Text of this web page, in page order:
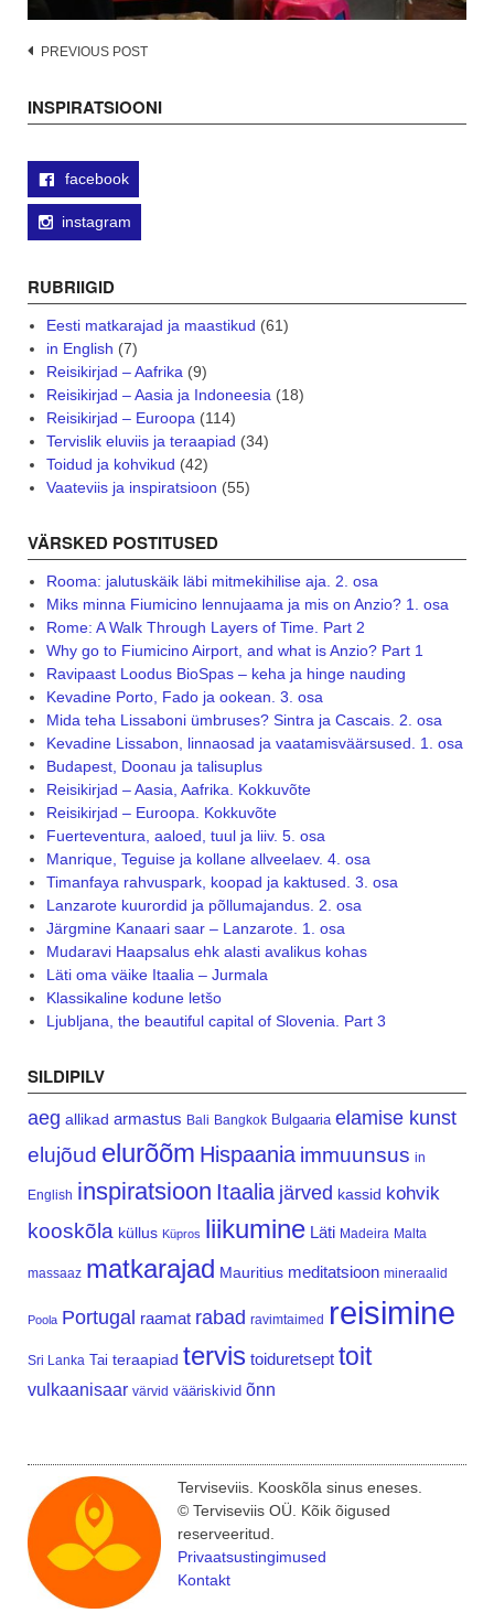
Post
PREVIOUS POST
INSPIRATSIOONI
facebook
instagram
RUBRIIGID
Eesti matkarajad ja maastikud (61)
in English (7)
Reisikirjad – Aafrika(9)
Reisikirjad – Aasia ja Indoneesia(18)
Reisikirjad – Euroopa(114)
Tervislik eluviis ja teraapiad (34)
Toidud ja kohvikud (42)
Vaateviis ja inspiratsioon (55)
VÄRSKED POSTITUSED
Rooma: jalutuskäik läbi mitmekihilise aja. 2. osa
Miks minna Fiumicino lennujaama ja mis on Anzio? 1. osa
Rome: A Walk Through Layers of Time. Part 2
Why go to Fiumicino Airport, and what is Anzio? Part 1
Ravipaast Loodus BioSpas – keha ja hinge nauding
Kevadine Porto, Fado ja ookean. 3. osa
Mida teha Lissaboni ümbruses? Sintra ja Cascais. 2. osa
Kevadine Lissabon, linnaosad ja vaatamisväärsused. 1. osa
Budapest, Doonau ja talisuplus
Reisikirjad – Aasia, Aafrika. Kokkuvõte
Reisikirjad – Euroopa. Kokkuvõte
Fuerteventura, aaloed, tuul ja liiv. 5. osa
Manrique, Teguise ja kollane allveelaev. 4. osa
Timanfaya rahvuspark, koopad ja kaktused. 3. osa
Lanzarote kuurordid ja põllumajandus. 2. osa
Järgmine Kanaari saar – Lanzarote. 1. osa
Mudaravi Haapsalus ehk alasti avalikus kohas
Läti oma väike Itaalia – Jurmala
Klassikaline kodune letšo
Ljubljana, the beautiful capital of Slovenia. Part 3
SILDIPILV
aeg allikad armastus Bali Bangkok Bulgaaria elamise kunst
elujõud elurõõm Hispaania immuunsus in
English inspiratsioon Itaalia järved kassid kohvik
kooskõla küllus Küpros liikumine Läti Madeira Malta
massaaz matkarajad Mauritius meditatsioon mineraalid
Poola Portugal raamat rabad ravimtaimed reisimine
Sri Lanka Tai teraapiad tervis toiduretsept toit
vulkaanisaar värvid vääriskivid õnn
Terviseviis. Kooskõla sinus eneses.
© Terviseviis OÜ. Kõik õigused
reserveeritud.
Privaatsustingimused
Kontakt